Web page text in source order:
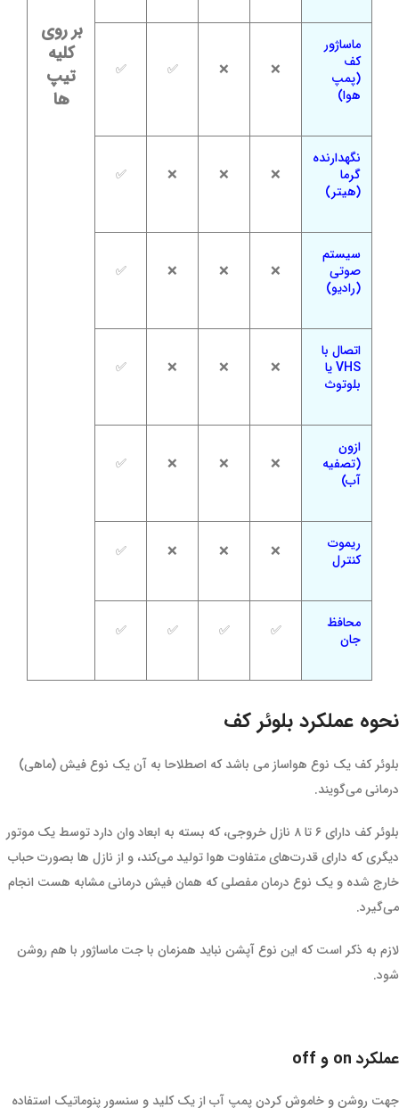
بر روی
کلیه
تیپ
ها
ماساژور
کف
(پمپ
هوا)
❌
❌
✅
✅
نگهدارنده
گرما
(هیتر)
❌
❌
❌
✅
سیستم
صوتی
(رادیو)
❌
❌
❌
✅
اتصال با
VHS یا
بلوتوث
❌
❌
❌
✅
ازون
(تصفیه
آب)
❌
❌
❌
✅
ریموت
کنترل
❌
❌
❌
✅
محافظ
جان
✅
✅
✅
✅
نحوه عملکرد بلوئر کف
بلوئر کف یک نوع هواساز می باشد که اصطلاحا به آن یک نوع فیش (ماهی)
درمانی می‌گویند.
بلوئر کف دارای ۶ تا ۸ نازل خروجی، که بسته به ابعاد وان دارد توسط یک موتور
دیگری که دارای قدرت‌های متفاوت هوا تولید می‌کند، و از نازل ها بصورت حباب
خارج شده و یک نوع درمان مفصلی که همان فیش درمانی مشابه هست انجام
می‌گیرد.
لازم به ذکر است که این نوع آپشن نباید همزمان با جت ماساژور با هم روشن
شود.
عملکرد on و off
جهت روشن و خاموش کردن پمپ آب از یک کلید و سنسور پنوماتیک استفاده